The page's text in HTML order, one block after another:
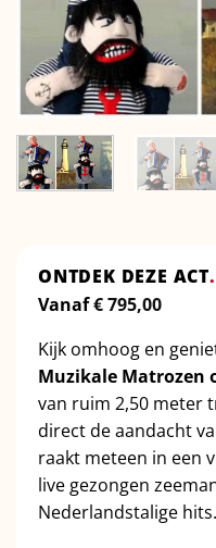
ONTDEK DEZE ACT.
Vanaf€795,00
Kijk omhoog en
Muzikale Matrozen
van ruim 2,50 meter
direct de aandacht
raakt meteen in een
live gezongen
Nederlandstalige hits.